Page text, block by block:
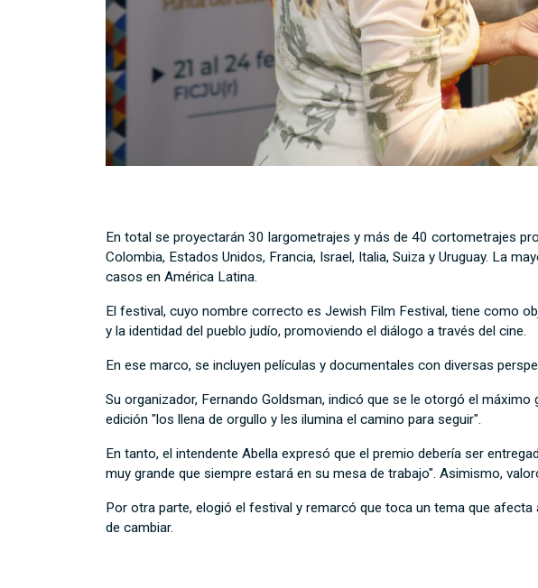
En total se proyectarán 30 largometrajes y más de 40 cortometrajes
Colombia, Estados Unidos, Francia, Israel, Italia, Suiza y Uruguay. La
casos en América Latina.
El festival, cuyo nombre correcto es Jewish Film Festival, tiene como
y la identidad del pueblo judío, promoviendo el diálogo a través del cine.
En ese marco, se incluyen películas y documentales con diversas
Su organizador, Fernando Goldsman, indicó que se le otorgó el
edición "los llena de orgullo y les ilumina el camino para seguir".
En tanto, el intendente Abella expresó que el premio debería ser
muy grande que siempre estará en su mesa de trabajo". Asimismo,
Por otra parte, elogió el festival y remarcó que toca un tema que
de cambiar.